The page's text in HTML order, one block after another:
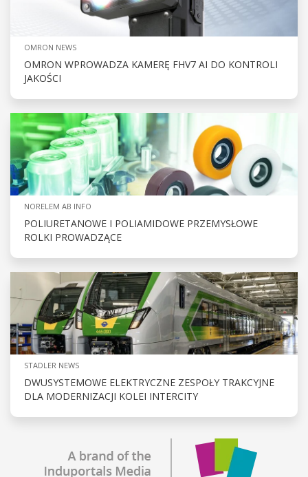
OMRON NEWS
OMRON WPROWADZA KAMERĘ FHV7 AI DO KONTROLI
JAKOŚCI
NORELEM AB INFO
POLIURETANOWE I POLIAMIDOWE PRZEMYSŁOWE
ROLKI PROWADZĄCE
STADLER NEWS
DWUSYSTEMOWE ELEKTRYCZNE ZESPOŁY TRAKCYJNE
DLA MODERNIZACJI KOLEI INTERCITY